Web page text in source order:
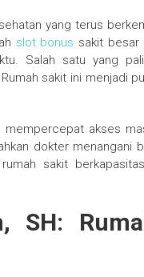
yang terus
slot bonus sakit besar
Salah satu yang
sakit ini menjadi
akses
dokter menangani
sakit
SH: